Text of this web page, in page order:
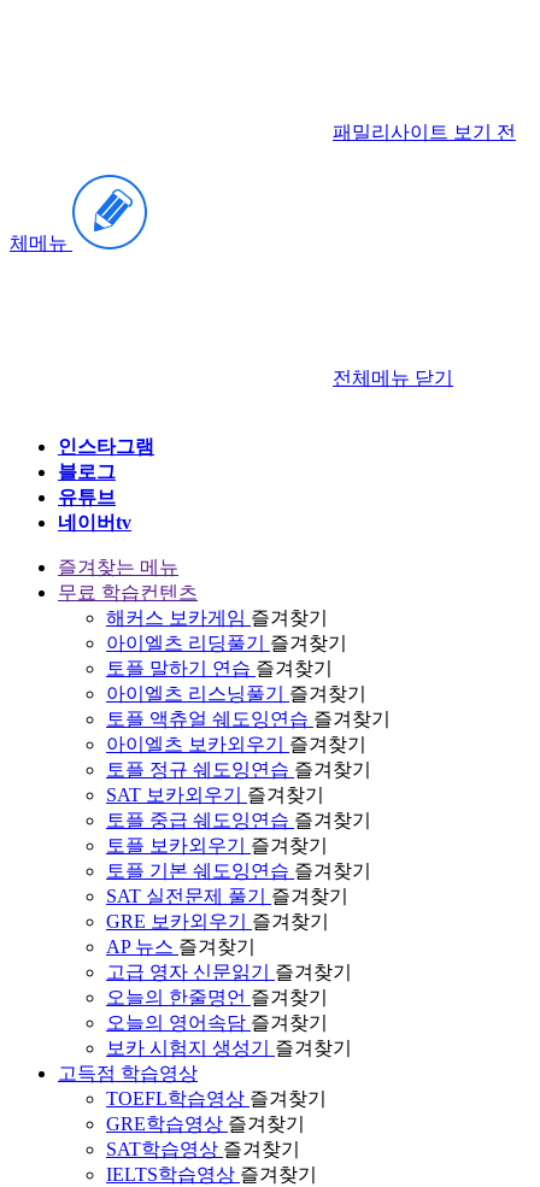
패밀리사이트 보기 전
체메뉴
전체메뉴 닫기
인스타그램
블로그
유튜브
네이버tv
즐겨찾는 메뉴
무료 학습컨텐츠
해커스 보카게임 즐겨찾기
아이엘츠 리딩풀기
즐겨찾기
토플 말하기 연습 즐겨찾기
아이엘츠 리스닝풀기
즐겨찾기
토플 액츄얼 쉐도잉연습 즐겨찾기
아이엘츠 보카외우기
즐겨찾기
토플 정규 쉐도잉연습 즐겨찾기
SAT 보카외우기
즐겨찾기
토플 중급 쉐도잉연습 즐겨찾기
토플 보카외우기
즐겨찾기
토플 기본 쉐도잉연습 즐겨찾기
SAT 실전문제 풀기
즐겨찾기
GRE 보카외우기
즐겨찾기
AP 뉴스 즐겨찾기
고급 영자 신문읽기
즐겨찾기
오늘의 한줄명언 즐겨찾기
오늘의 영어속담 즐겨찾기
보카 시험지 생성기
즐겨찾기
고득점 학습영상
TOEFL학습영상 즐겨찾기
GRE학습영상 즐겨찾기
SAT학습영상 즐겨찾기
IELTS학습영상 즐겨찾기